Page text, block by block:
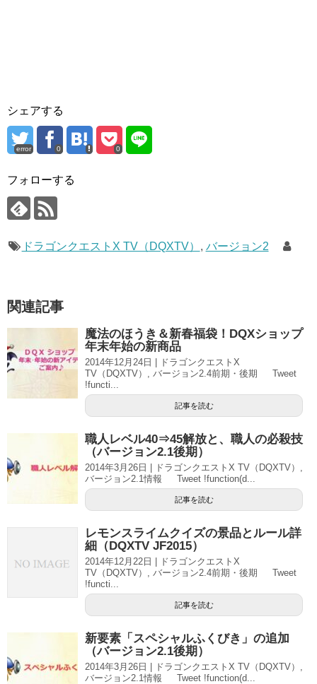
シェアする
error 0 0
フォローする
ドラゴンクエストX TV（DQXTV） , バージョン2
関連記事
魔法のほうき＆新春福袋！DQXショップ
年末年始の新商品
2014年12月24日 | ドラゴンクエストX
TV（DQXTV）, バージョン2.4前期・後期 Tweet
!functi...
記事を読む
職人レベル40⇒45解放と、職人の必殺技
（バージョン2.1後期）
2014年3月26日 | ドラゴンクエストX TV（DQXTV）,
バージョン2.1情報 Tweet !function(d...
記事を読む
レモンスライムクイズの景品とルール詳
細（DQXTV JF2015）
2014年12月22日 | ドラゴンクエストX
TV（DQXTV）, バージョン2.4前期・後期 Tweet
!functi...
記事を読む
新要素「スペシャルふくびき」の追加
（バージョン2.1後期）
2014年3月26日 | ドラゴンクエストX TV（DQXTV）,
バージョン2.1情報 Tweet !function(d...